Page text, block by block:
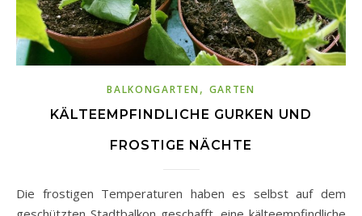
BALKONGARTEN , GARTEN
KÄLTEEMPFINDLICHE GURKEN UND
FROSTIGE NÄCHTE
Die frostigen Temperaturen haben es selbst auf dem